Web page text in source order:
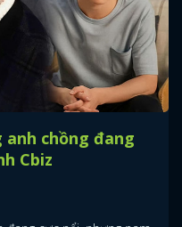
anh chồng đang
Cbiz